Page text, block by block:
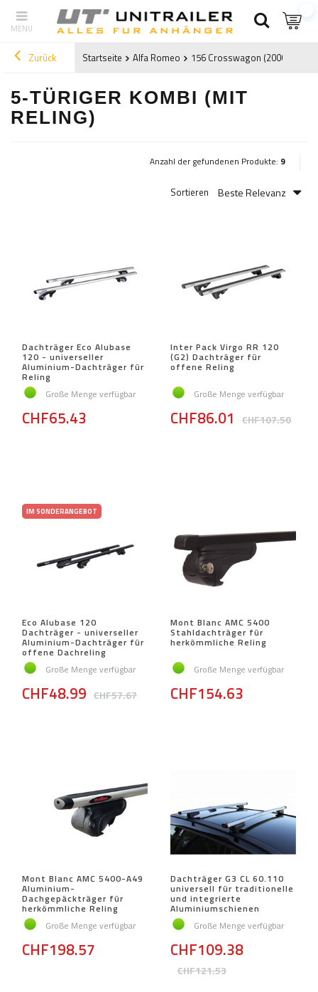
Zurück Startseite Alfa Romeo 156 Crosswagon (2000-2007)
5-TÜRIGER KOMBI (MIT
RELING)
Anzahl der gefundenen Produkte: 9
Sortieren Beste Relevanz
Dachträger Eco Alubase
120 - universeller
Aluminium-Dachträger für
Reling
Große Menge verfügbar
CHF65.43
Inter Pack Virgo RR 120
(G2) Dachträger für
offene Reling
Große Menge verfügbar
CHF107.50
CHF86.01
IM SONDERANGEBOT
Eco Alubase 120
Dachträger - universeller
Aluminium-Dachträger für
offene Dachreling
Große Menge verfügbar
CHF57.67
CHF48.99
Mont Blanc AMC 5400
Stahldachträger für
herkömmliche Reling
Große Menge verfügbar
CHF154.63
Mont Blanc AMC 5400-A49
Aluminium-
Dachgepäckträger für
herkömmliche Reling
Große Menge verfügbar
CHF198.57
Dachträger G3 CL 60.110
universell für traditionelle
und integrierte
Aluminiumschienen
Große Menge verfügbar
CHF121.53
CHF109.38